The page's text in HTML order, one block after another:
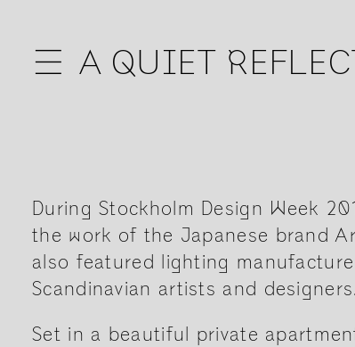
☰ A QUIET
During Stockholm Design Week
the work of the Japanese brand
also featured lighting
Scandinavian artists and designers.
Set in a beautiful private